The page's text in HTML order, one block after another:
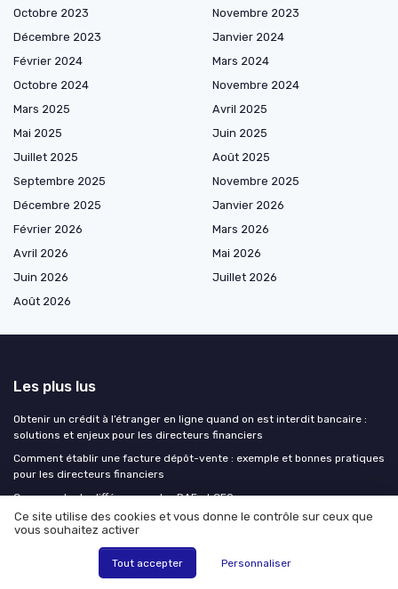
Octobre 2023
Novembre 2023
Décembre 2023
Janvier 2024
Février 2024
Mars 2024
Octobre 2024
Novembre 2024
Mars 2025
Avril 2025
Mai 2025
Juin 2025
Juillet 2025
Août 2025
Septembre 2025
Novembre 2025
Décembre 2025
Janvier 2026
Février 2026
Mars 2026
Avril 2026
Mai 2026
Juin 2026
Juillet 2026
Août 2026
Les plus lus
Obtenir un crédit à l’étranger en ligne quand on est interdit bancaire :
solutions et enjeux pour les directeurs financiers
Comment établir une facture dépôt-vente : exemple et bonnes pratiques
pour les directeurs financiers
Comprendre la différence entre DAF et CFO
Interview de Victor PARIS de Aegerter Domaines & Signatures : pilotage
financier d’un groupe viticole
Comprendre le bilan fonctionnel à travers un exercice corrigé
Ce site utilise des cookies et vous donne le contrôle sur ceux que
vous souhaitez activer
Tout accepter Personnaliser